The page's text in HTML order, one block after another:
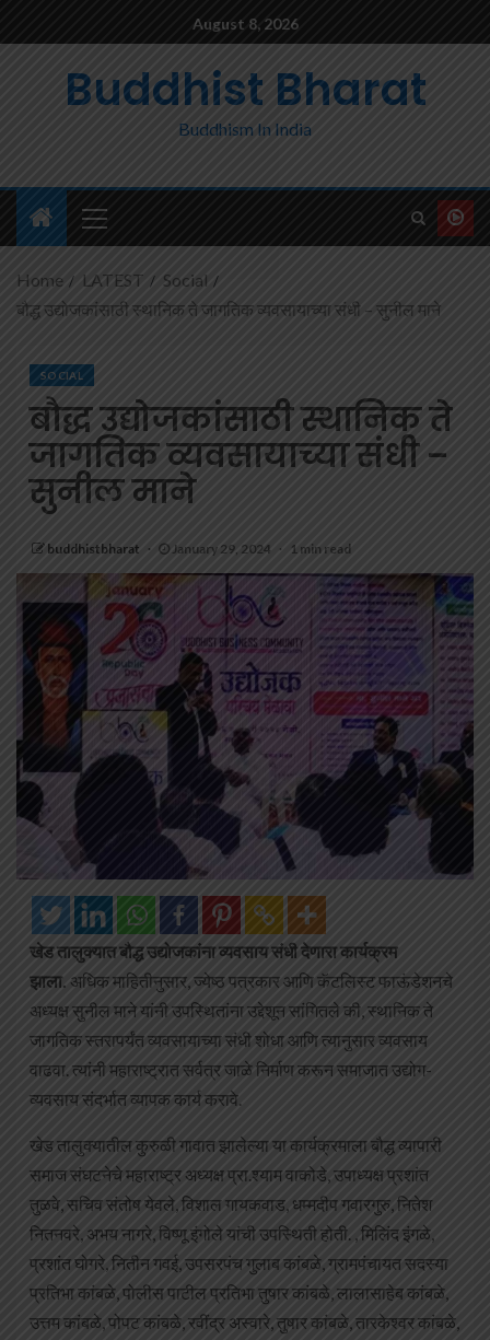
August 8, 2026
Buddhist Bharat
Buddhism In India
Home LATEST
Social
बौद्ध उद्योजकांसाठी स्थानिक ते जागतिक व्यवसायाच्या संधी – सुनील माने
SOCIAL
बौद्ध उद्योजकांसाठी स्थानिक ते
जागतिक व्यवसायाच्या संधी –
सुनील माने
buddhistbharat January 29, 2024 1 min read
खेड तालुक्यात बौद्ध उद्योजकांना व्यवसाय संधी देणारा कार्यक्रम
झाला. अधिक माहितीनुसार, ज्येष्ठ पत्रकार आणि कॅटलिस्ट फाऊंडेशनचे
अध्यक्ष सुनील माने यांनी उपस्थितांना उद्देशून सांगितले की, स्थानिक ते
जागतिक स्तरापर्यंत व्यवसायाच्या संधी शोधा आणि त्यानुसार व्यवसाय
वाढवा. त्यांनी महाराष्ट्रात सर्वत्र जाळे निर्माण करून समाजात उद्योग-
व्यवसाय संदर्भात व्यापक कार्य करावे.
खेड तालुक्यातील कुरुळी गावात झालेल्या या कार्यक्रमाला बौद्ध व्यापारी
समाज संघटनेचे महाराष्ट्र अध्यक्ष प्रा.श्याम वाकोडे, उपाध्यक्ष प्रशांत
तुळवे, सचिव संतोष येवले, विशाल गायकवाड, धम्मदीप गवारगुरु, नितेश
नितनवरे, अभय नागरे, विष्णू इंगोले यांची उपस्थिती होती. , मिलिंद इंगळे,
प्रशांत घोगरे, नितीन गवई, उपसरपंच गुलाब कांबळे, ग्रामपंचायत सदस्या
प्रतिभा कांबळे, पोलीस पाटील प्रतिभा तुषार कांबळे, लालासाहेब कांबळे,
उत्तम कांबळे, पोपट कांबळे, रवींद्र अस्वारे, तुषार कांबळे, तारकेश्वर कांबळे,